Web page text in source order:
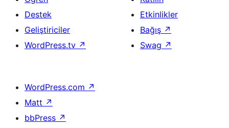
Destek
Geliştiriciler
WordPress.tv ↗
Etkinlikler
Bağış ↗
Swag ↗
WordPress.com ↗
Matt ↗
bbPress ↗